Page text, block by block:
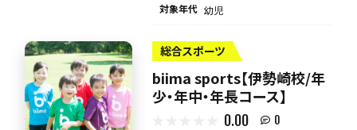
対象年代 幼児
総合スポーツ
biima sports【伊勢崎校/年
少・年中・年長コース】
0.00 0